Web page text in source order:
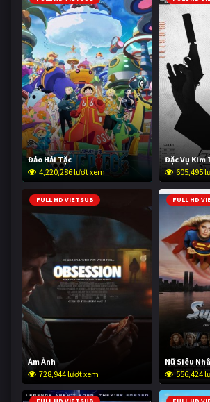
Đảo Hải Tặc
4,220,286 lượt xem
Đặc Vụ Kim
605,495
FULL HD VIETSUB
Ám Ảnh
728,944 lượt xem
FULL HD
Nữ Siêu
556,424